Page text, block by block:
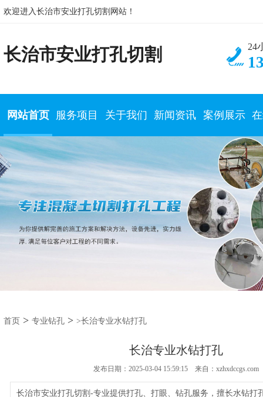
欢迎进入长治市安业打孔切割网站！
长治市安业打孔切割 24
网站首页 服务项目 关于我们 新闻资讯 案例展示
首页 > 专业钻孔 > >长治专业水钻打孔
长治专业水钻打孔
发布日期：2025-03-04 15:59:15 来自：xzhxdccgs.com
长治市安业打孔切割-专业提供打孔、打眼、钻孔服务，擅长水钻打